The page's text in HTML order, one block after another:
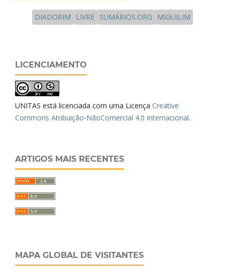
DIADORIM LIVRE SUMÁRIOS.ORG MIGUILIM
LICENCIAMENTO
UNITAS está licenciada com uma Licença Creative
Commons Atribuição-NãoComercial 4.0 Internacional.
ARTIGOS MAIS RECENTES
MAPA GLOBAL DE VISITANTES